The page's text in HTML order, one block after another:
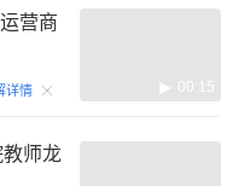
营商
详情 00:15
师龙